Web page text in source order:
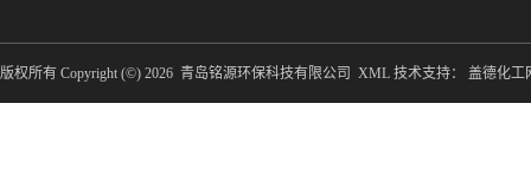
版权所有 Copyright (©) 2026 青岛铭源环保科技有限公司 XML 技术支持： 盖德化工